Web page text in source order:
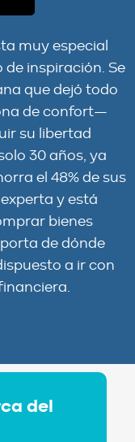
muy especial
de inspiración. Se
que dejó todo
de confort—
su libertad
30 años, ya
el 48% de sus
y está
bienes
de dónde
a ir con
del